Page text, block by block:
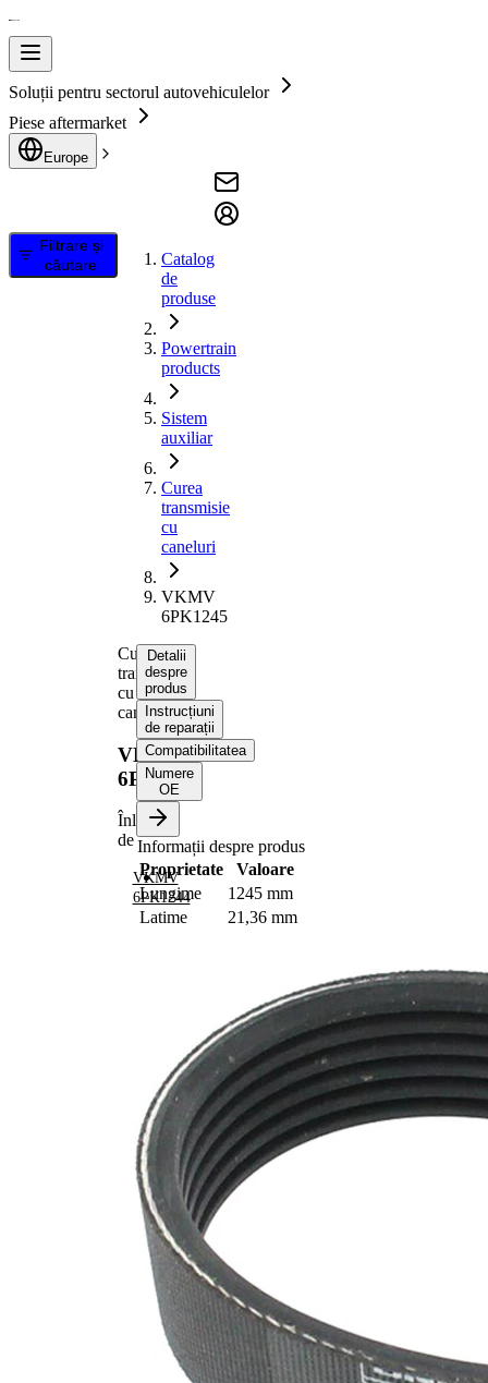
Soluții pentru sectorul autovehiculelor
Piese aftermarket
Europe
Filtrare și
căutare
Catalog
de
produse
Powertrain
products
Sistem
auxiliar
Curea
transmisie
cu
caneluri
VKMV
6PK1245
Curea
transmisie
cu
caneluri
VKMV
6PK1245
Înlocuit
de
VKMV
6PK1244
Detalii
despre
produs
Instrucțiuni
de reparații
Compatibilitatea
Numere
OE
Informații despre produs
Proprietate
Valoare
Lungime
1245 mm
Latime
21,36 mm
Nu sunt
disponibile
substante
SVHC
Material
curea
EPDM
(etilen
propilen
dienă
cauciuc)